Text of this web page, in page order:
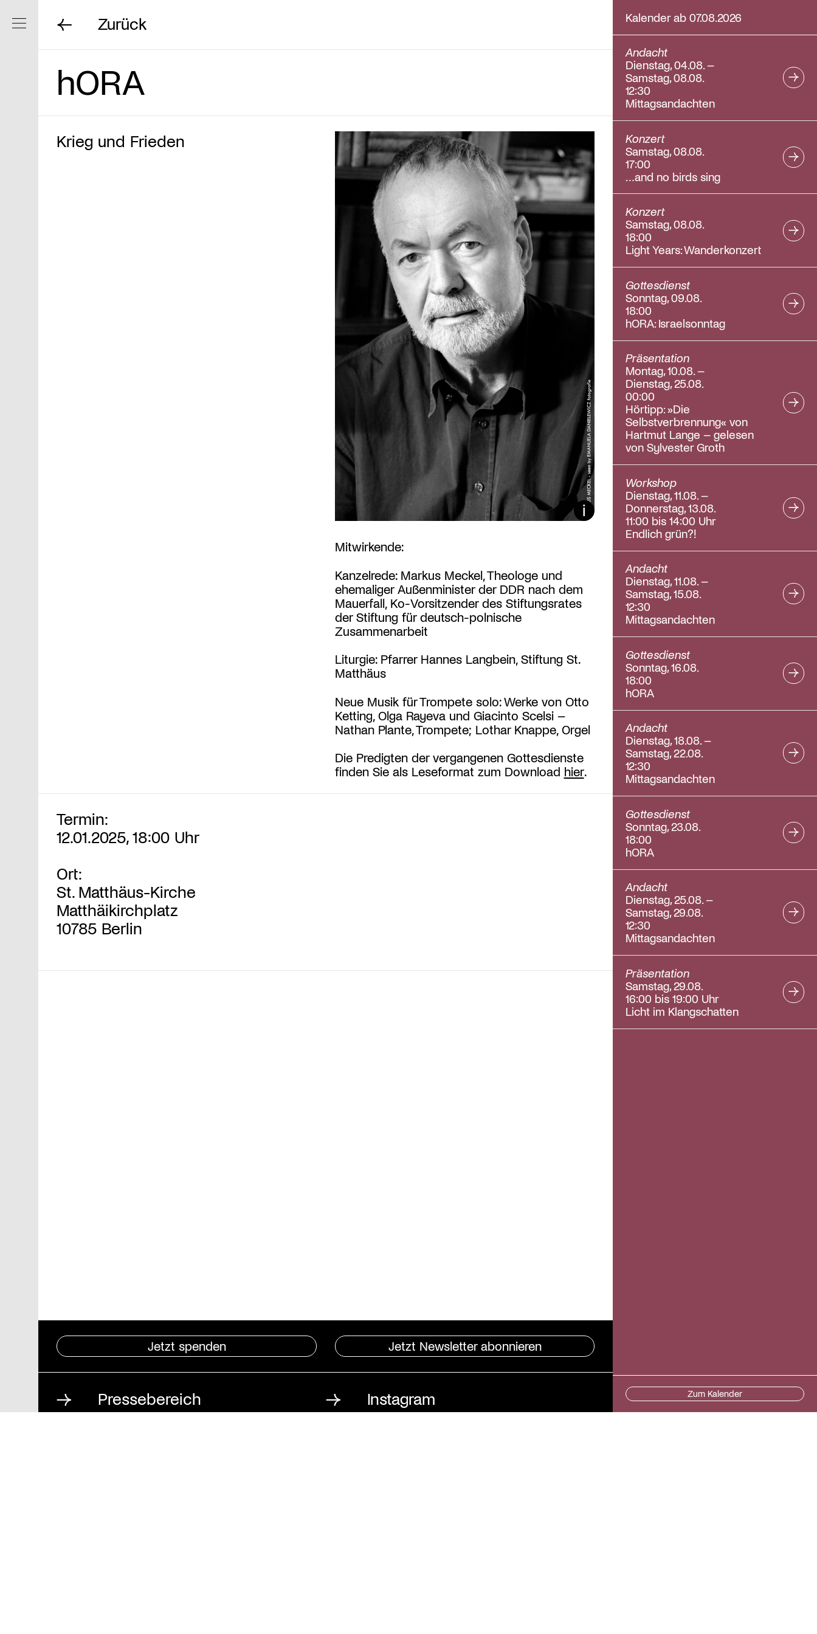
Navigation ein/ausblenden
Zurück
hORA
Krieg und Frieden
Bildunterschrift ein/
Mitwirkende:
Kanzelrede: Markus Meckel, Theologe und
ehemaliger Außenminister der DDR nach dem
Mauerfall, Ko-Vorsitzender des Stiftungsrates
der Stiftung für deutsch-polnische
Zusammenarbeit
Liturgie: Pfarrer Hannes Langbein, Stiftung St.
Matthäus
Neue Musik für Trompete solo: Werke von Otto
Ketting, Olga Rayeva und Giacinto Scelsi –
Nathan Plante, Trompete; Lothar Knappe, Orgel
Die Predigten der vergangenen Gottesdienste
finden Sie als Leseformat zum Download hier.
Termin:
12.01.2025, 18:00 Uhr
Ort:
St. Matthäus-Kirche
Matthäikirchplatz
10785 Berlin
Jetzt spenden Jetzt Newsletter abonnieren
Pressebereich
Impressum
Instagram
Kalender ab 07.08.2026
Andacht
Dienstag, 04.08. –
Samstag, 08.08.
12:30
Mittagsandachten
Konzert
Samstag, 08.08.
17:00
…and no birds sing
Konzert
Samstag, 08.08.
18:00
Light Years: Wanderkonzert
Gottesdienst
Sonntag, 09.08.
18:00
hORA: Israelsonntag
Präsentation
Montag, 10.08. –
Dienstag, 25.08.
00:00
Hörtipp: »Die
Selbstverbrennung« von
Hartmut Lange – gelesen
von Sylvester Groth
Workshop
Dienstag, 11.08. –
Donnerstag, 13.08.
11:00 bis 14:00 Uhr
Endlich grün?!
Andacht
Dienstag, 11.08. –
Samstag, 15.08.
12:30
Mittagsandachten
Gottesdienst
Sonntag, 16.08.
18:00
hORA
Andacht
Dienstag, 18.08. –
Samstag, 22.08.
12:30
Mittagsandachten
Gottesdienst
Sonntag, 23.08.
18:00
hORA
Andacht
Dienstag, 25.08. –
Samstag, 29.08.
12:30
Mittagsandachten
Präsentation
Samstag, 29.08.
16:00 bis 19:00 Uhr
Licht im Klangschatten
Zum Kalender